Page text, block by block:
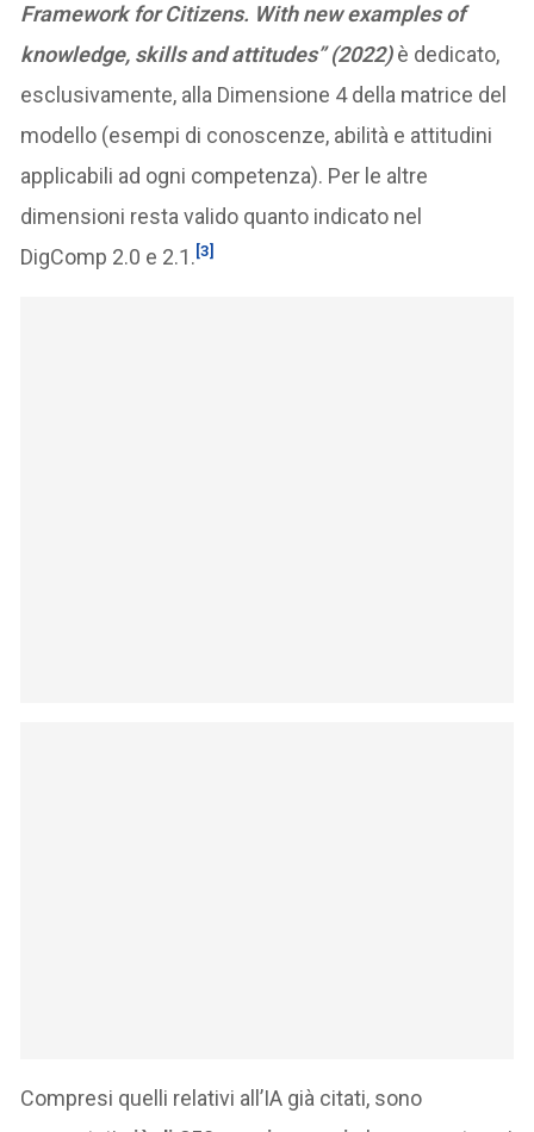
Framework for Citizens. With new examples of
knowledge, skills and attitudes” (2022)è dedicato,
esclusivamente, alla Dimensione 4 della matrice del
modello (esempi di conoscenze, abilità e attitudini
applicabili ad ogni competenza). Per le altre
dimensioni resta valido quanto indicato nel
DigComp 2.0 e 2.1.[3]
Compresi quelli relativi all’IA già citati, sono